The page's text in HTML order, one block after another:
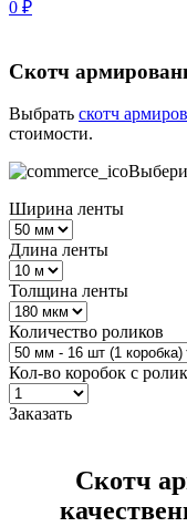
0 ₽
Скотч
Выбрать скотч
стоимости.
Ширина ленты
Длина ленты
Толщина ленты
Количество роликов
Кол-во коробок с
Заказать
Скотч